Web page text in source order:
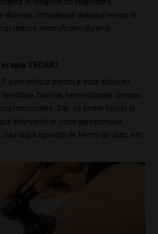
durerea, stimulează drenajul venos în
și reduce semnificativ durerile
TECAR?
este utilizat pentru a trata tulburări
tendinite, bursite, hernii discale cronice,
musculare. Dar, se poate folosi și
intervenții în zona genunchiului,
sau după operații de Hernii de disc, etc.